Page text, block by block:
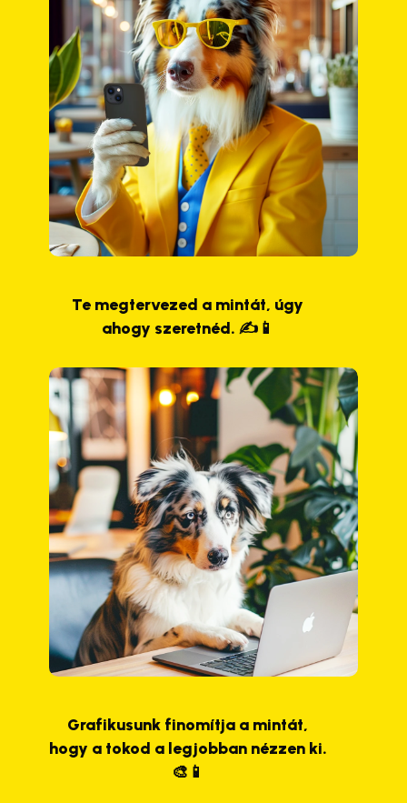
Te megtervezed a mintát, úgy
ahogy szeretnéd. ✍️📱
Grafikusunk finomítja a mintát,
hogy a tokod a legjobban nézzen ki.
🎨📱